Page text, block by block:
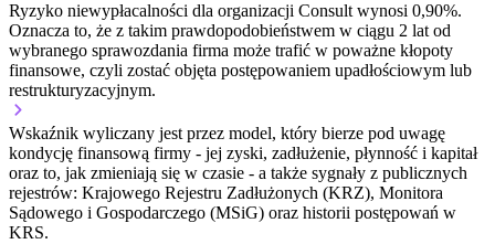
Ryzyko niewypłacalności dla organizacji Consult wynosi 0,90%.
Oznacza to, że z takim prawdopodobieństwem w ciągu 2 lat od
wybranego sprawozdania firma może trafić w poważne kłopoty
finansowe, czyli zostać objęta postępowaniem upadłościowym lub
restrukturyzacyjnym.
Wskaźnik wyliczany jest przez model, który bierze pod uwagę
kondycję finansową firmy - jej zyski, zadłużenie, płynność i kapitał
oraz to, jak zmieniają się w czasie - a także sygnały z publicznych
rejestrów: Krajowego Rejestru Zadłużonych (KRZ), Monitora
Sądowego i Gospodarczego (MSiG) oraz historii postępowań w
KRS.